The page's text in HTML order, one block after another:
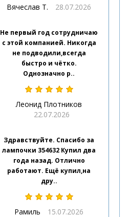
Вячеслав Т. 28.07.2026
Не первый год сотрудничаю
с этой компанией. Никогда
не подводили,всегда
быстро и чётко.
Однозначно р..
Леонид Плотников
22.07.2026
Здравствуйте. Спасибо за
лампочки 354632 Купил два
года назад. Отлично
работают. Ещё купил,на
дру..
Рамиль 15.07.2026